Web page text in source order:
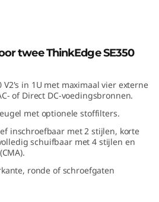
twee ThinkEdge SE350
V2's in 1U met maximaal vier externe
of Direct DC-voedingsbronnen.
met optionele stoffilters.
inschroefbaar met 2 stijlen, korte
schuifbaar met 4 stijlen en
ronde of schroefgaten